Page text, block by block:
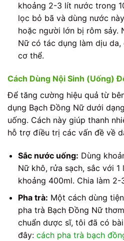
khoảng 2-3 lít nước trong
lọc bỏ bã và dùng nước
hoặc người lớn bị rôm sảy.
Nữ có tác dụng làm dịu
cơ thể.
Cách Dùng Nội Sinh (Uống)
Để tăng cường hiệu quả từ
dụng Bạch Đồng Nữ dưới
uống. Cách này giúp thanh
hỗ trợ điều trị các vấn đề về
Sắc nước uống: Dùng
Nữ khô, rửa sạch, sắc với
khoảng 400ml. Chia làm
Pha trà: Một cách dùng
pha trà Bạch Đồng Nữ
chuẩn dược sĩ, tôi đã có
đây: cách pha trà bạch